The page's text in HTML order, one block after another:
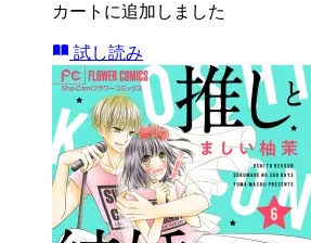
カートに追加しました
試し読み